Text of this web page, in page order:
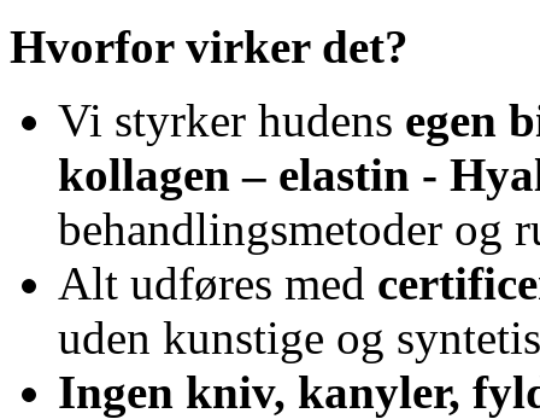
Hvorfor virker det?
Vi styrker hudens egen
kollagen – elastin -
behandlingsmetoder og
Alt udføres med
uden kunstige og
Ingen kniv, kanyler,